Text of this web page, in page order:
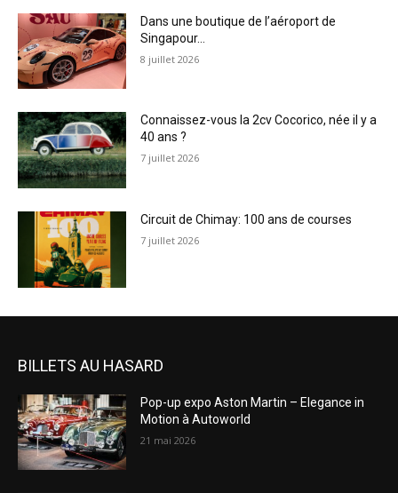
Dans une boutique de l’aéroport de
Singapour…
8 juillet 2026
Connaissez-vous la 2cv Cocorico, née il y a
40 ans ?
7 juillet 2026
Circuit de Chimay: 100 ans de courses
7 juillet 2026
BILLETS AU HASARD
Pop-up expo Aston Martin – Elegance in
Motion à Autoworld
21 mai 2026